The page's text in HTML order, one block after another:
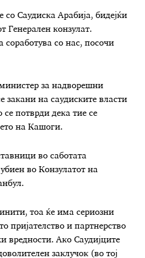
со Саудиска Арабија, бидејќи
Генерален конзулат.
соработува со нас, посочи
за надворешни
закани на саудиските власти
потврди дека тие се
на Кашоги.
во саботата
во Конзулатот на
тоа ќе има сериозни
пријателство и партнерство
вредности. Ако Саудијците
заклучок (во тој